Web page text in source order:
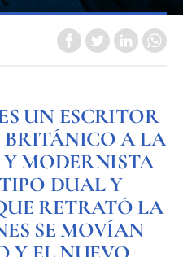
UN ESCRITOR
A LA
MODERNISTA
DUAL Y
RETRATÓ LA
SE MOVÍAN